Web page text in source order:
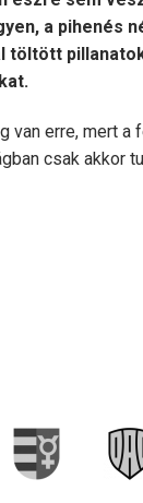
a pihenés
töltött
van erre, mert
csak akkor